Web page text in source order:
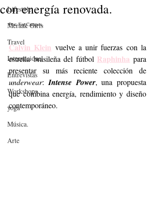
Lifestyle
Meraak Girls
Travel
Internacional
Entrevistas
Workshops
yoga
Música.
Arte
con energía renovada.
Por: Fer Campos.
Calvin Klein vuelve a unir fuerzas con la
estrella brasileña del fútbol Raphinha para
underwear: Intense Power, una propuesta
que combina energía, rendimiento y diseño
contemporáneo.